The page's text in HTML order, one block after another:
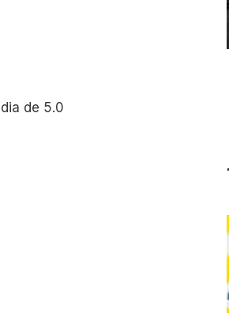
de 5.0